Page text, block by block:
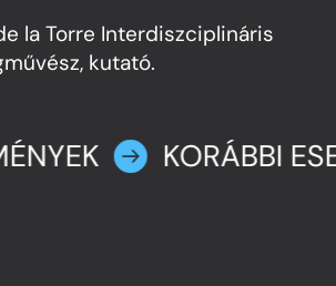
la Torre Interdiszciplináris
kutató.
KORÁBBI